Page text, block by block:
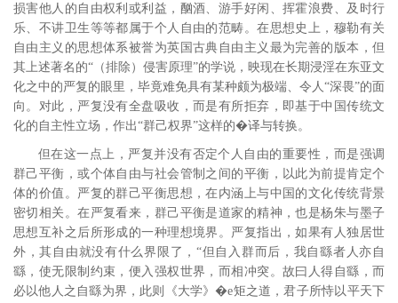
损害他人的自由权利或利益，酗酒、游手好闲、挥霍浪费、及时行
乐、不讲卫生等等都属于个人自由的范畴。在思想史上，穆勒有关
自由主义的思想体系被誉为英国古典自由主义最为完善的版本， 但
其上述著名的“（排除）侵害原理”的学说，映现在长期浸淫在东亚文
化之中的严复的眼里，毕竟难免具有某种颇为极端、令人“深畏”的面
向。对此，严复没有全盘吸收，而是有所拒弃，即基于中国传统文
化的自主性立场，作出“群己权界”这样的�译与转换。
但在这一点上，严复并没有否定个人自由的重要性，而是强调
群己平衡，或个体自由与社会管制之间的平衡，以此为前提肯定个
体的价值。严复的群己平衡思想，在内涵上与中国的文化传统背景
密切相关。在严复看来，群己平衡是道家的精神，也是杨朱与墨子
思想互补之后所形成的一种理想境界。 严复指出，如果有人独居世
外，其自由就没有什么界限了，“但自入群而后，我自繇者人亦自
繇，使无限制约束，便入强权世界，而相冲突。故曰人得自繇，而
必以他人之自繇为界，此则《大学》�e矩之道，君子所恃以平天下